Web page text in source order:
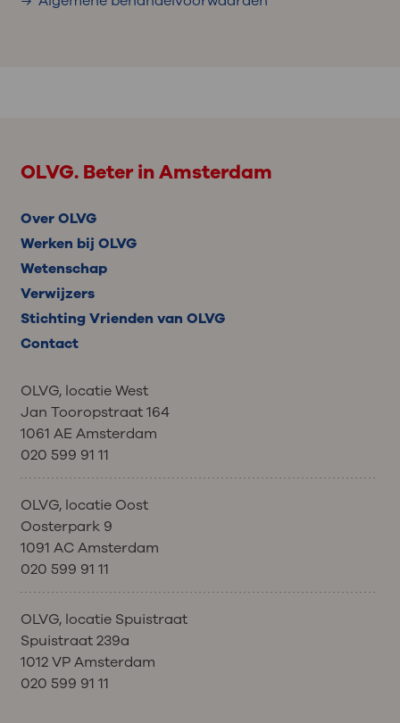
OLVG. Beter in Amsterdam
Over OLVG
Werken bij OLVG
Wetenschap
Verwijzers
Stichting Vrienden van OLVG
Contact
OLVG, locatie West
Jan Tooropstraat 164
1061 AE Amsterdam
020 599 91 11
OLVG, locatie Oost
Oosterpark 9
1091 AC Amsterdam
020 599 91 11
OLVG, locatie Spuistraat
Spuistraat 239a
1012 VP Amsterdam
020 599 91 11